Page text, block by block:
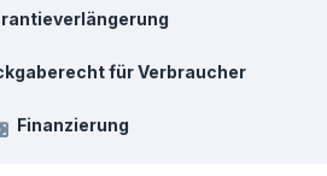
für Verbraucher
Finanzierung